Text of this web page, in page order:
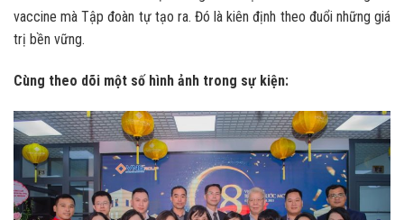
vaccine mà Tập đoàn tự tạo ra. Đó là kiên định theo đuổi những giá
trị bền vững.
Cùng theo dõi một số hình ảnh trong sự kiện: